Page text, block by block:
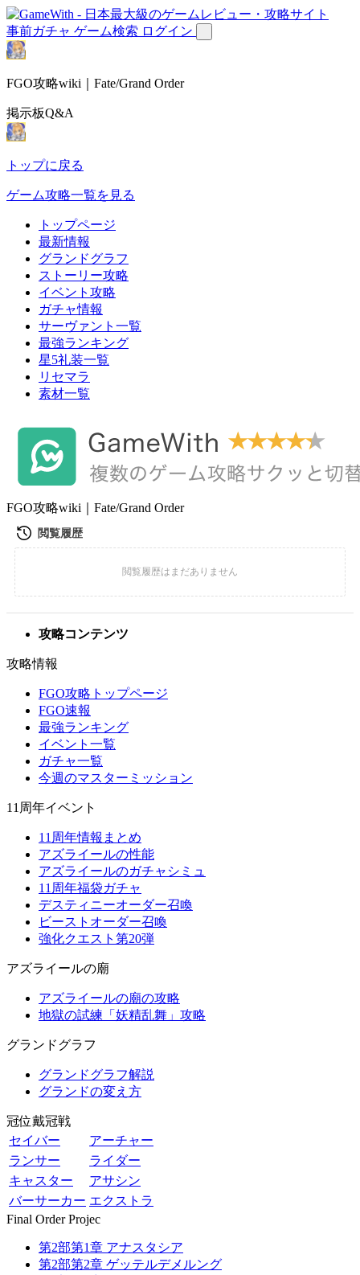
事前ガチャ ゲーム検索 ログイン
FGO攻略wiki｜Fate/Grand Order
掲示板Q&A
トップに戻る
ゲーム攻略一覧を見る
トップページ
最新情報
グランドグラフ
ストーリー攻略
イベント攻略
ガチャ情報
サーヴァント一覧
最強ランキング
星5礼装一覧
リセマラ
素材一覧
FGO攻略wiki｜Fate/Grand Order
攻略コンテンツ
攻略情報
FGO攻略トップページ
FGO速報
最強ランキング
イベント一覧
ガチャ一覧
今週のマスターミッション
11周年イベント
11周年情報まとめ
アズライールの性能
アズライールのガチャシミュ
11周年福袋ガチャ
デスティニーオーダー召喚
ビーストオーダー召喚
強化クエスト第20弾
アズライールの廟
アズライールの廟の攻略
地獄の試練「妖精乱舞」攻略
グランドグラフ
グランドグラフ解説
グランドの変え方
冠位戴冠戦
セイバー
アーチャー
ランサー
ライダー
キャスター
アサシン
バーサーカー エクストラ
Final Order Projec
第2部第1章 アナスタシア
第2部第2章 ゲッテルデメルング